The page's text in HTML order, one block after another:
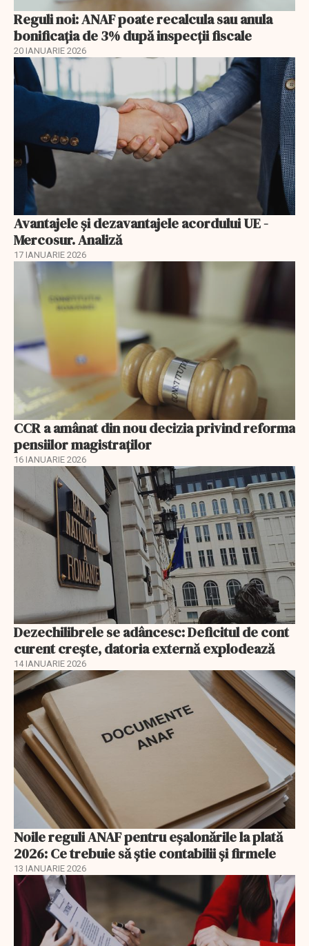
Reguli noi: ANAF poate recalcula sau anula
bonificația de 3% după inspecții fiscale
20 IANUARIE 2026
Avantajele şi dezavantajele acordului UE -
Mercosur. Analiză
17 IANUARIE 2026
CCR a amânat din nou decizia privind reforma
pensiilor magistraţilor
16 IANUARIE 2026
Dezechilibrele se adâncesc: Deficitul de cont
curent crește, datoria externă explodează
14 IANUARIE 2026
Noile reguli ANAF pentru eşalonările la plată
2026: Ce trebuie să știe contabilii și firmele
13 IANUARIE 2026